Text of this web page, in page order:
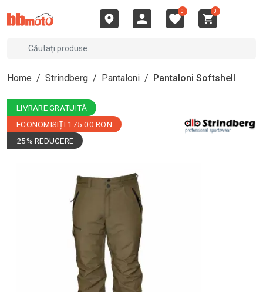
0 0
Home / Strindberg / Pantaloni / Pantaloni Softshell
LIVRARE GRATUITĂ
ECONOMISIȚI 175.00 RON
25% REDUCERE